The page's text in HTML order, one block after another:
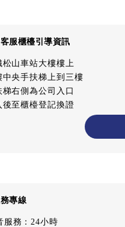
服櫃檯引導資訊
松山車站大樓樓上
中央手扶梯上到三樓
右側為公司入口
後至櫃檯登記換證
專線
務：24小時